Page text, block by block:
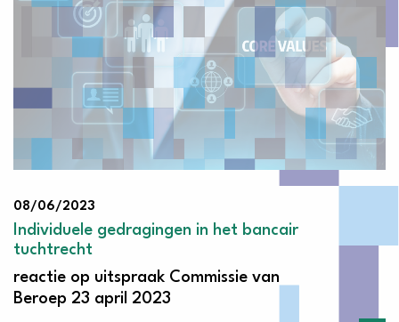
08/06/2023
Individuele gedragingen in het bancair
tuchtrecht
reactie op uitspraak Commissie van
Beroep 23 april 2023